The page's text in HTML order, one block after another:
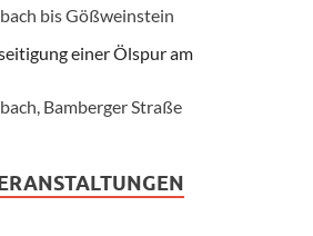
bis Gößweinstein
einer Ölspur am
Bamberger Straße